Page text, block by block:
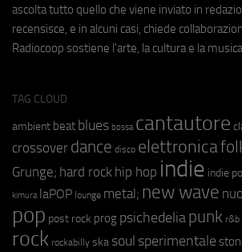
ascolta tutto quello che viene inviato in
recensisce, e in alcuni casi, chiede
Radiocoop sostiene l'arte, la cultura e la
TAG CLOUD
ambient beat blues bossa cantautore
crossover dance disco elettronica
Grunge; hard rock hip hop indie indie
kimura laPOP lounge metal; new wave
pop post rock prog psichedeliapunk r&b
rock rockabilly ska soul sperimentale